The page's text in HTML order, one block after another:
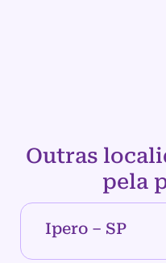
Outras
pela
Ipero – SP